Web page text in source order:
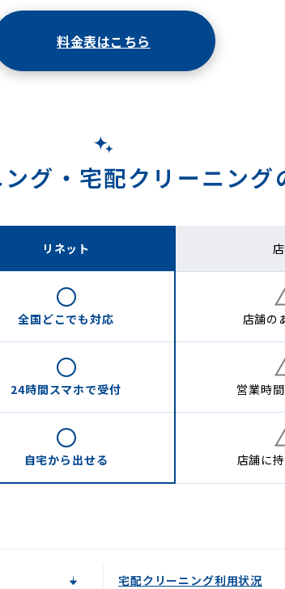
料金表はこちら
グ・ 宅配クリーニング
リネット
全国どこでも対応 店舗の
24時間スマホで受付 営業時
自宅から 出せる 店舗に
宅配クリーニング利用状況